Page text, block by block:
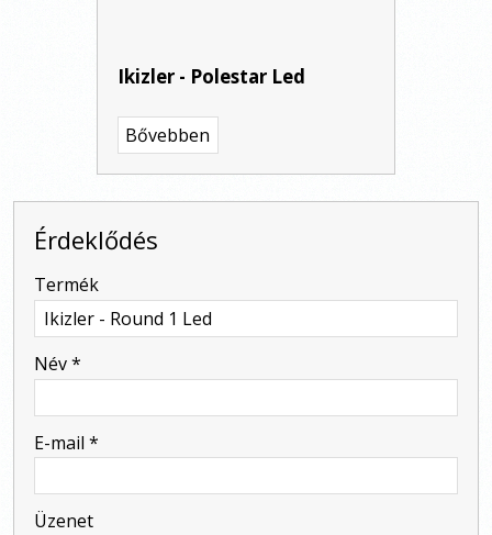
Ikizler - Polestar Led
Bővebben
Érdeklődés
-
-
Termék
Név*
E-mail *
Üzenet